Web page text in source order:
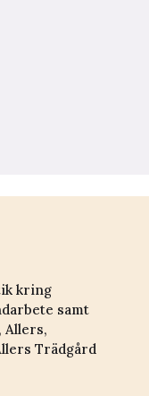
kring
samt
Allers,
Trädgård